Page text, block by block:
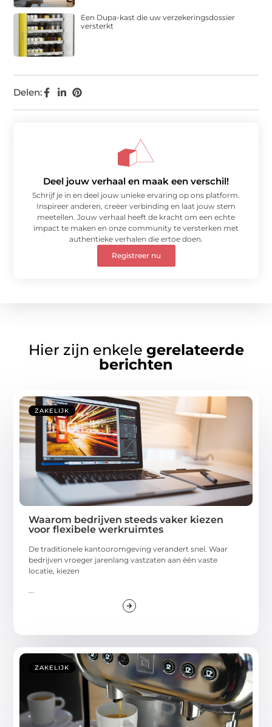
Delen:
Een Dupa-kast die uw verzekeringsdossier
versterkt
Deel jouw verhaal en maak een verschil!
Schrijf je in en deel jouw unieke ervaring op ons platform.
Inspireer anderen, creëer verbinding en laat jouw stem
meetellen. Jouw verhaal heeft de kracht om een echte
impact te maken en onze community te versterken met
authentieke verhalen die ertoe doen.
Registreer nu
Hier zijn enkele gerelateerde
berichten
ZAKELIJK
Waarom bedrijven steeds vaker kiezen
voor flexibele werkruimtes
De traditionele kantooromgeving verandert snel. Waar
bedrijven vroeger jarenlang vastzaten aan één vaste
locatie, kiezen
...
ZAKELIJK